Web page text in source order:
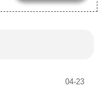
04-23